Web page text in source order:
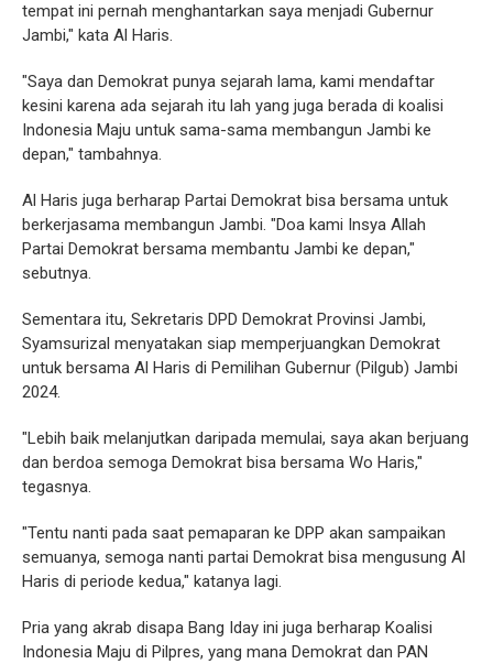
tempat ini pernah menghantarkan saya menjadi Gubernur
Jambi," kata Al Haris.
"Saya dan Demokrat punya sejarah lama, kami mendaftar
kesini karena ada sejarah itu lah yang juga berada di koalisi
Indonesia Maju untuk sama-sama membangun Jambi ke
depan," tambahnya.
Al Haris juga berharap Partai Demokrat bisa bersama untuk
berkerjasama membangun Jambi. "Doa kami Insya Allah
Partai Demokrat bersama membantu Jambi ke depan,"
sebutnya.
Sementara itu, Sekretaris DPD Demokrat Provinsi Jambi,
Syamsurizal menyatakan siap memperjuangkan Demokrat
untuk bersama Al Haris di Pemilihan Gubernur (Pilgub) Jambi
2024.
"Lebih baik melanjutkan daripada memulai, saya akan berjuang
dan berdoa semoga Demokrat bisa bersama Wo Haris,"
tegasnya.
"Tentu nanti pada saat pemaparan ke DPP akan sampaikan
semuanya, semoga nanti partai Demokrat bisa mengusung Al
Haris di periode kedua," katanya lagi.
Pria yang akrab disapa Bang Iday ini juga berharap Koalisi
Indonesia Maju di Pilpres, yang mana Demokrat dan PAN